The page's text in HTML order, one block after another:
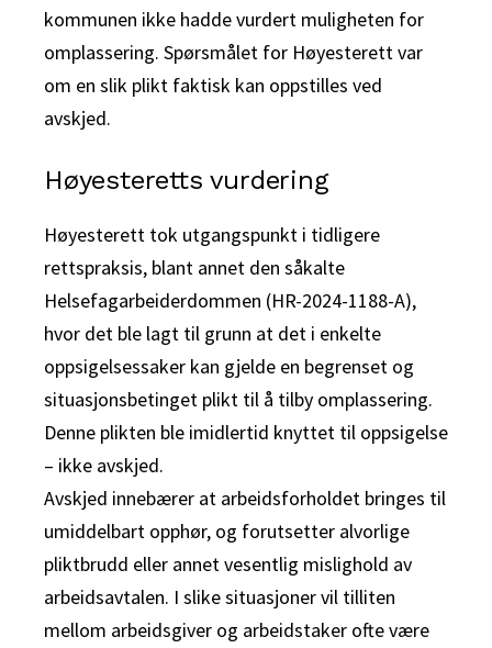
kommunen ikke hadde vurdert muligheten for
omplassering. Spørsmålet for Høyesterett var
om en slik plikt faktisk kan oppstilles ved
avskjed.
Høyesteretts vurdering
Høyesterett tok utgangspunkt i tidligere
rettspraksis, blant annet den såkalte
Helsefagarbeiderdommen (HR-2024-1188-A),
hvor det ble lagt til grunn at det i enkelte
oppsigelsessaker kan gjelde en begrenset og
situasjonsbetinget plikt til å tilby omplassering.
Denne plikten ble imidlertid knyttet til oppsigelse
– ikke avskjed.
Avskjed innebærer at arbeidsforholdet bringes til
umiddelbart opphør, og forutsetter alvorlige
pliktbrudd eller annet vesentlig mislighold av
arbeidsavtalen. I slike situasjoner vil tilliten
mellom arbeidsgiver og arbeidstaker ofte være